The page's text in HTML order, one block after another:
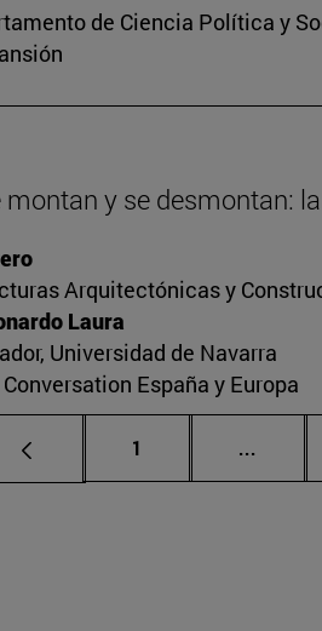
de Ciencia Política y
montan y se desmontan:
Arquitectónicas y
Laura
Universidad de Navarra
España y Europa
Página
1 ...